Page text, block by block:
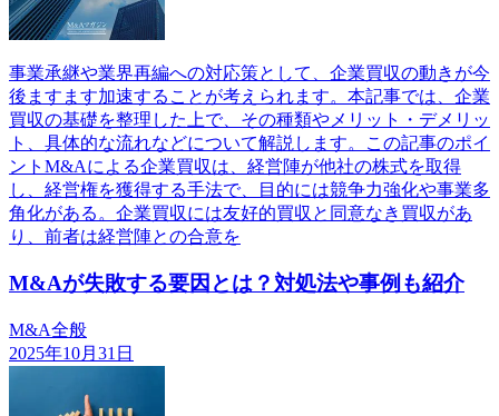
事業承継や業界再編への対応策として、企業買収の動きが今
後ますます加速することが考えられます。本記事では、企業
買収の基礎を整理した上で、その種類やメリット・デメリッ
ト、具体的な流れなどについて解説します。この記事のポイ
ントM&Aによる企業買収は、経営陣が他社の株式を取得
し、経営権を獲得する手法で、目的には競争力強化や事業多
角化がある。企業買収には友好的買収と同意なき買収があ
り、前者は経営陣との合意を
M&Aが失敗する要因とは？対処法や事例も紹介
M&A全般
2025年10月31日